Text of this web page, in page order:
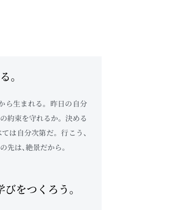
。
ら生まれる。 昨日の自分
約束を守れるか。 決める
は自分次第だ。 行こう、
先は、絶景だから。
をつくろう。